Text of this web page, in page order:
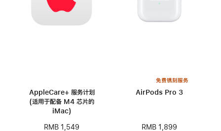
AppleCare+ 服务计划
(适用于配备 M4 芯片的
iMac)
RMB 1,549
免费镌刻服务
AirPods Pro 3
RMB 1,899